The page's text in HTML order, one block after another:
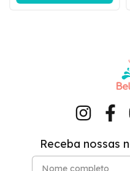
Receba nossas